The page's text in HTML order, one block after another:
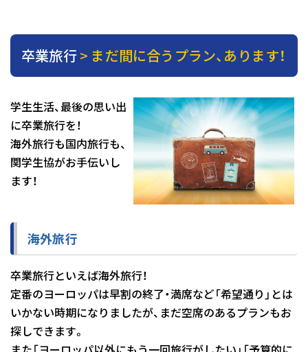
卒業旅行> まだ間に合うプラン、あります！
学生生活、最後の思い出
に卒業旅行を！
海外旅行も国内旅行も、
関学生協がお手伝いし
ます！
海外旅行
卒業旅行といえば海外旅行！
定番のヨーロッパは早割の終了・満席など「希望通り」とは
いかない時期になりましたが、まだ空席のあるプランもお
探しできます。